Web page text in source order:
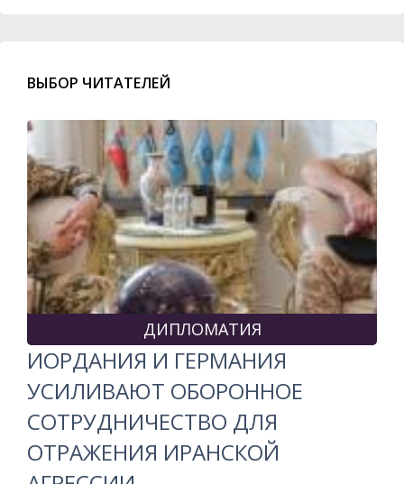
ВЫБОР ЧИТАТЕЛЕЙ
ДИПЛОМАТИЯ
ИОРДАНИЯ И ГЕРМАНИЯ
УСИЛИВАЮТ ОБОРОННОЕ
СОТРУДНИЧЕСТВО ДЛЯ
ОТРАЖЕНИЯ ИРАНСКОЙ